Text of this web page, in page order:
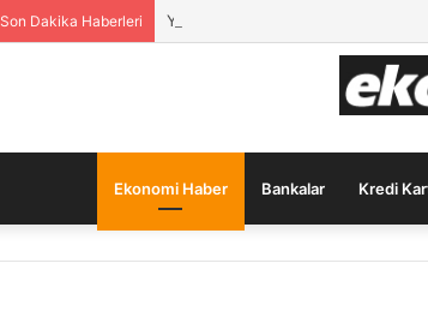
Son Dakika Haberleri Yatırımcılar İçin Güvenli Liman: Altın
Ekonomi Haber Bankalar Kredi